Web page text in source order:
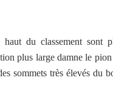
haut du classement sont
plus large damne le pion
sommets très élevés du